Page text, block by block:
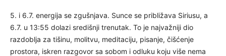
5. i 6.7. energija se zgušnjava. Sunce se približava Siriusu, a
6.7. u 13:55 dolazi središnji trenutak. To je najvažniji dio
razdoblja za tišinu, molitvu, meditaciju, pisanje, čišćenje
prostora, iskren razgovor sa sobom i odluku koju više nema